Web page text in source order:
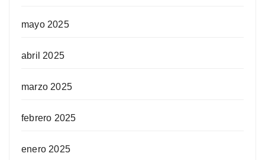
mayo 2025
abril 2025
marzo 2025
febrero 2025
enero 2025